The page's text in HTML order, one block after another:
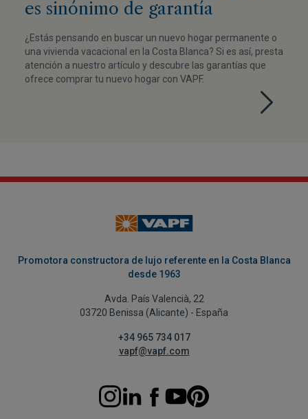
es sinónimo de garantía
¿Estás pensando en buscar un nuevo hogar permanente o
una vivienda vacacional en la Costa Blanca? Si es así, presta
atención a nuestro artículo y descubre las garantías que
ofrece comprar tu nuevo hogar con VAPF.
Promotora constructora de lujo referente en la Costa Blanca
desde 1963
Avda. País Valencià, 22
03720 Benissa (Alicante) - España
+34 965 734 017
vapf@vapf.com